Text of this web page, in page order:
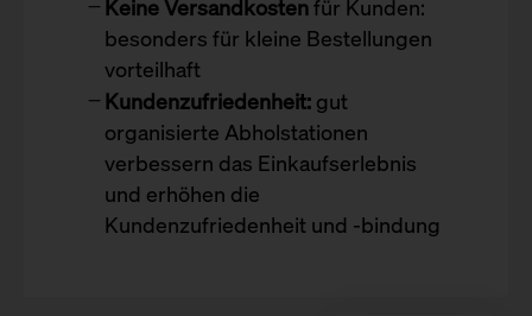
Keine Versandkostenfür Kunden:
besonders für kleine Bestellungen
vorteilhaft
Kundenzufriedenheit: gut
organisierte Abholstationen
verbessern das Einkaufserlebnis
und erhöhen die
Kundenzufriedenheit und -bindung